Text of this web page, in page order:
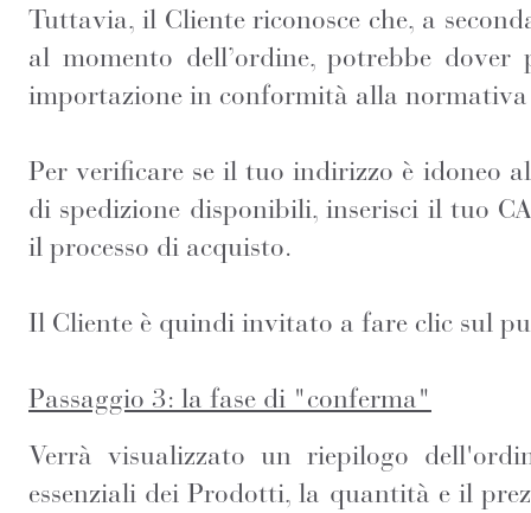
Tuttavia, il Cliente riconosce che, a
al momento dell’ordine, potrebbe
importazione in conformità alla normativa
Per verificare se il tuo indirizzo è idoneo
di spedizione disponibili, inserisci il tuo
il processo di acquisto.
Il Cliente è quindi invitato a fare clic sul
Passaggio 3: la fase di "conferma"
Verrà visualizzato un riepilogo
essenziali dei Prodotti, la quantità e il